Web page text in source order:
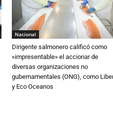
Nacional
Dirigente salmonero calificó como
«impresentable» el accionar de
diversas organizaciones no
gubernamentales (ONG), como
y Eco Oceanos